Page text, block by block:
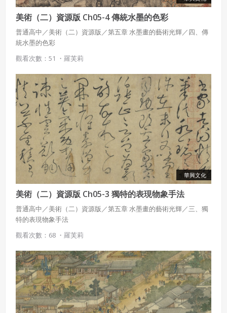
美術（二）資源版 Ch05-4 傳統水墨的色彩
普通高中／美術（二）資源版／第五章 水墨畫的藝術光輝／四、傳
統水墨的色彩
觀看次數：51 ・ 羅芙莉
華興文化
美術（二）資源版 Ch05-3 獨特的表現物象手法
普通高中／美術（二）資源版／第五章 水墨畫的藝術光輝／三、獨
特的表現物象手法
觀看次數：68 ・ 羅芙莉